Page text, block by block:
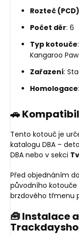
Rozteč (PCD)
Počet děr: 6
Typ kotouče
Kangaroo
Zařazení:
Homologace
🚗
Tento kotouč je
katalogu DBA –
DBA nebo v sekci
Před objednáním
původního
brzdového třmenu
🧰 Instalace